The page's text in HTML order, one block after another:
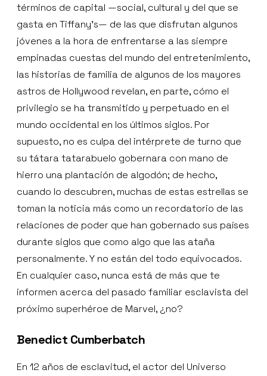
términos de capital —social, cultural y del que se
gasta en Tiffany’s— de las que disfrutan algunos
jóvenes a la hora de enfrentarse a las siempre
empinadas cuestas del mundo del entretenimiento,
las historias de familia de algunos de los mayores
astros de Hollywood revelan, en parte, cómo el
privilegio se ha transmitido y perpetuado en el
mundo occidental en los últimos siglos. Por
supuesto, no es culpa del intérprete de turno que
su tátara tatarabuelo gobernara con mano de
hierro una plantación de algodón; de hecho,
cuando lo descubren, muchas de estas estrellas se
toman la noticia más como un recordatorio de las
relaciones de poder que han gobernado sus países
durante siglos que como algo que las ataña
personalmente. Y no están del todo equivocados.
En cualquier caso, nunca está de más que te
informen acerca del pasado familiar esclavista del
próximo superhéroe de Marvel, ¿no?
Benedict Cumberbatch
En 12 años de esclavitud, el actor del Universo